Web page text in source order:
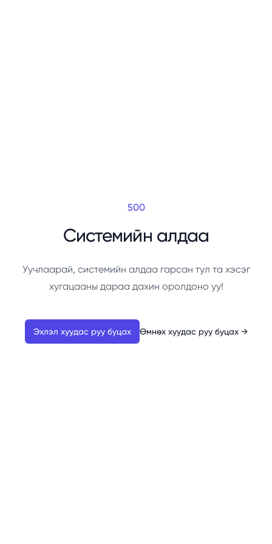
500
Системийн алдаа
Уучлаарай, системийн алдаа гарсан тул та хэсэг
хугацааны дараа дахин оролдоно уу!
Эхлэл хуудас руу буцах Өмнөх хуудас руу буцах →